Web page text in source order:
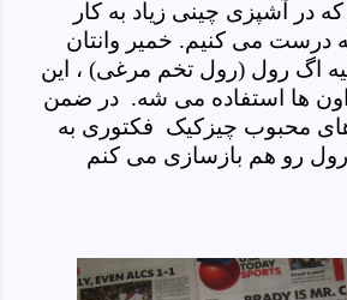
در آشپزی چینی زیاد به کار
درست می کنیم. خمیر وانتان
اگ رول (رول تخم مرغی) ، این
ها استفاده می شه. در ضمن
محبوب چیزکیک فکتوری به
رو هم بازسازی می کنم